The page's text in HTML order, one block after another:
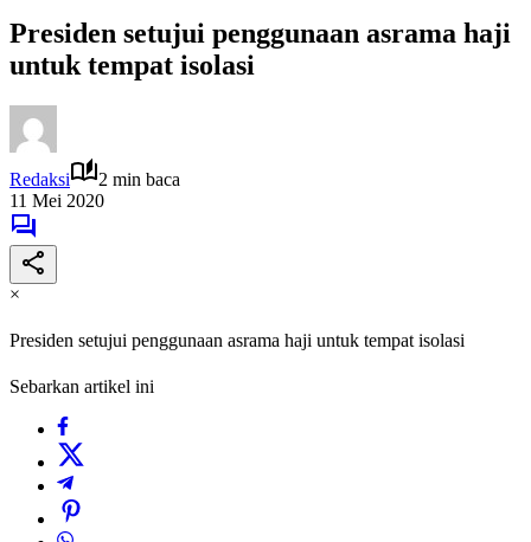
Presiden setujui penggunaan asrama haji
untuk tempat isolasi
Redaksi
2 min baca
11 Mei 2020
×
Presiden setujui penggunaan asrama haji untuk tempat isolasi
Sebarkan artikel ini